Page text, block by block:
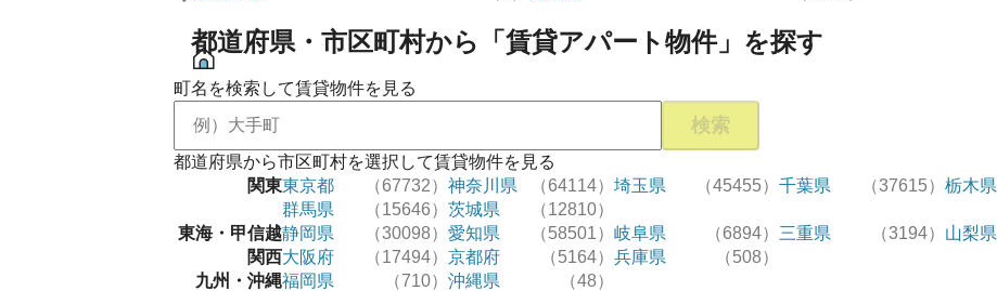
都道府県・市区町村から「賃貸アパート物件」を探す
町名を検索して賃貸物件を見る
検索
都道府県から市区町村を選択して賃貸物件を見る
関東東京都 （67732） 神奈川県 （64114） 埼玉県 （45455）千葉県 （37615）栃木県
群馬県
（15646） 茨城県
（12810）
東海・甲信越静岡県 （30098） 愛知県 （58501） 岐阜県 （6894） 三重県 （3194） 山梨県
関西大阪府 （17494） 京都府 （5164） 兵庫県
（508）
九州・沖縄福岡県 （710） 沖縄県
（48）